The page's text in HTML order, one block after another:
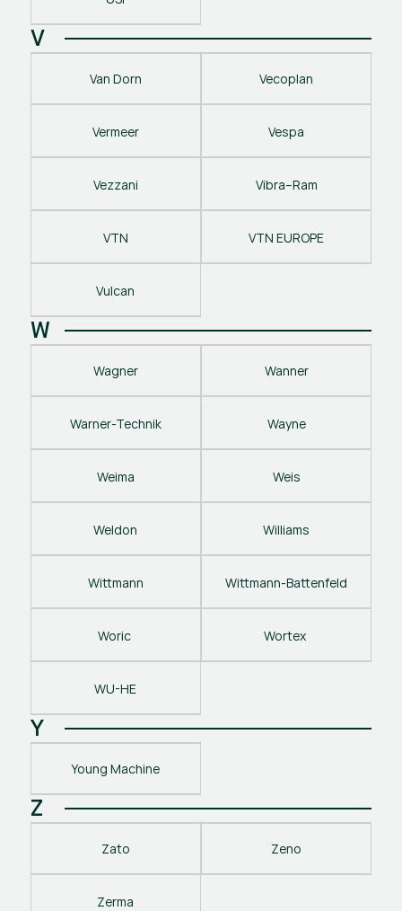
V
Van Dorn Vecoplan
Vermeer Vespa
Vezzani Vibra–Ram
VTN VTN EUROPE
Vulcan
W
Wagner Wanner
Warner-Technik Wayne
Weima Weis
Weldon Williams
Wittmann Wittmann-Battenfeld
Woric Wortex
WU-HE
Y
Young Machine
Z
Zato Zeno
Zerma